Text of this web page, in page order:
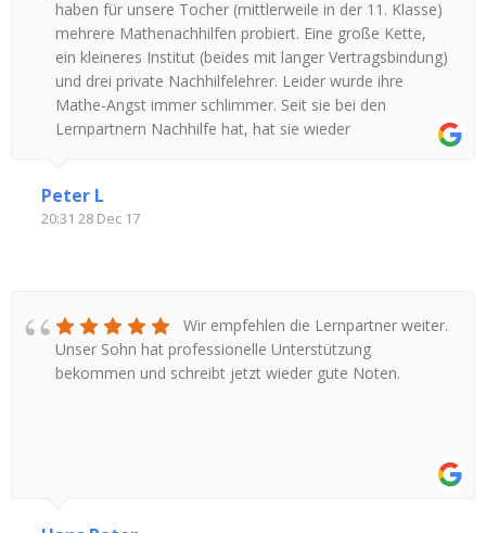
haben für unsere Tocher (mittlerweile in der 11. Klasse)
mehrere Mathenachhilfen probiert. Eine große Kette,
ein kleineres Institut (beides mit langer Vertragsbindung)
und drei private Nachhilfelehrer. Leider wurde ihre
Mathe-Angst immer schlimmer. Seit sie bei den
Lernpartnern Nachhilfe hat, hat sie wieder
Lernpartner als faires und sehr wirkungsvolles
Nachhilfeinstitut weiterempfehlen.
Peter L
20:31 28 Dec 17
Wir empfehlen die Lernpartner weiter.
Unser Sohn hat professionelle Unterstützung
bekommen und schreibt jetzt wieder gute Noten.